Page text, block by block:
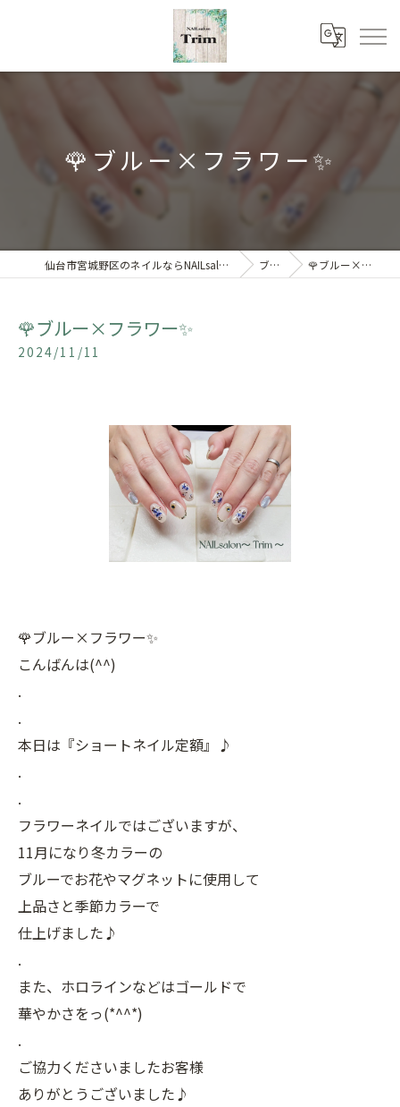
🌹ブルー×フラワー✨
仙台市宮城野区のネイルならNAILsalon Trim 【トリム】 ブログ 🌹ブルー×フラワー✨
🌹ブルー×フラワー✨
2024/11/11
🌹ブルー×フラワー✨
こんばんは(^^)
.
.
本日は『ショートネイル定額』♪
.
.
フラワーネイルではございますが、
11月になり冬カラーの
ブルーでお花やマグネットに使用して
上品さと季節カラーで
仕上げました♪
.
また、ホロラインなどはゴールドで
華やかさをっ(*^^*)
.
ご協力くださいましたお客様
ありがとうございました♪